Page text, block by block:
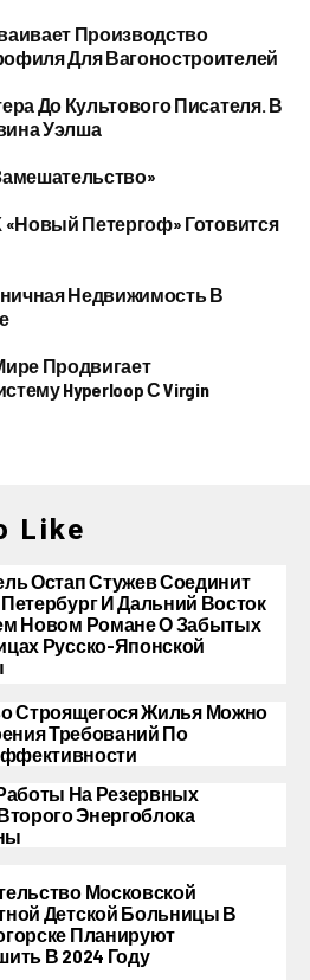
Производство
Для Вагоностроителей
До Культового Писателя. В
Уэлша
Петергоф» Готовится
Недвижимость В
Продвигает
Hyperloop С Virgin
Like
Остап Стужев Соединит
И Дальний Восток
Новом Романе О Забытых
Русско-Японской
Строящегося Жилья Можно
Требований По
На Резервных
Энергоблока
Московской
Детской Больницы В
Планируют
В 2024 Году